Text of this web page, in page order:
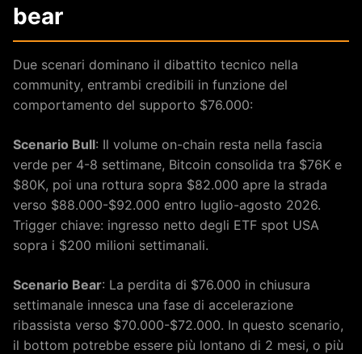
bear
Due scenari dominano il dibattito tecnico nella
community, entrambi credibili in funzione del
comportamento del supporto $76.000:
Scenario Bull: Il volume on-chain resta nella fascia
verde per 4-8 settimane, Bitcoin consolida tra $76K e
$80K, poi una rottura sopra $82.000 apre la strada
verso $88.000-$92.000 entro luglio-agosto 2026.
Trigger chiave: ingresso netto degli ETF spot USA
sopra i $200 milioni settimanali.
Scenario Bear: La perdita di $76.000 in chiusura
settimanale innesca una fase di accelerazione
ribassista verso $70.000-$72.000. In questo scenario,
il bottom potrebbe essere più lontano di 2 mesi, o più